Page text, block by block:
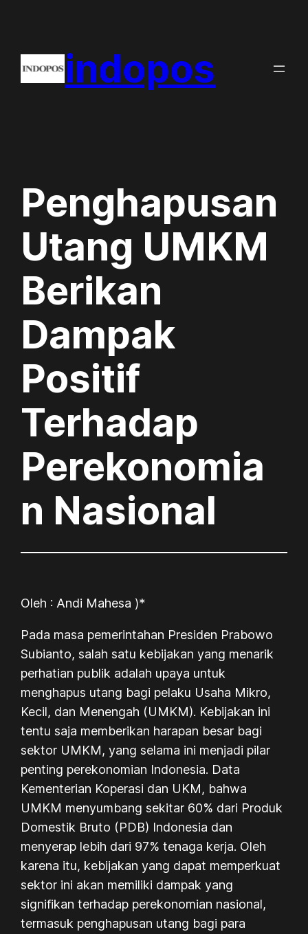
content
indopos
Penghapusan
Utang UMKM
Berikan
Dampak
Positif
Terhadap
Perekonomia
n Nasional
Oleh : Andi Mahesa )*
Pada masa pemerintahan Presiden Prabowo
Subianto, salah satu kebijakan yang menarik
perhatian publik adalah upaya untuk
menghapus utang bagi pelaku Usaha Mikro,
Kecil, dan Menengah (UMKM). Kebijakan ini
tentu saja memberikan harapan besar bagi
sektor UMKM, yang selama ini menjadi pilar
penting perekonomian Indonesia. Data
Kementerian Koperasi dan UKM, bahwa
UMKM menyumbang sekitar 60% dari Produk
Domestik Bruto (PDB) Indonesia dan
menyerap lebih dari 97% tenaga kerja. Oleh
karena itu, kebijakan yang dapat memperkuat
sektor ini akan memiliki dampak yang
signifikan terhadap perekonomian nasional,
termasuk penghapusan utang bagi para